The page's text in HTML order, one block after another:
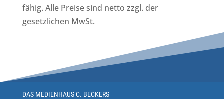
fähig. Alle Preise sind netto zzgl. der
gesetzlichen MwSt.
DAS MEDIENHAUS C. BECKERS